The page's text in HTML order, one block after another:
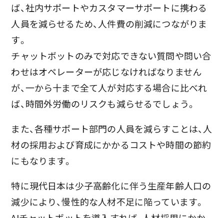
ば、社内サポートやカスタマーサポートに携わる
人員を減らせるため、人件費の削減につながりま
す。
チャットボットのみで対応できない質問や問い合
わせはオペレーターが応じなければなりません
が、一から十まで全て人が対応する場合に比べれ
ば、時間外労働のリスクも減らせるでしょう。
また、各種サポート部門の人員を減らすことは、人
材の採用および育成にかかるコストや時間の節約
にもなります。
特に現代日本は少子高齢化に伴う生産年齢人口の
減少により、慢性的な人材不足に陥っています。